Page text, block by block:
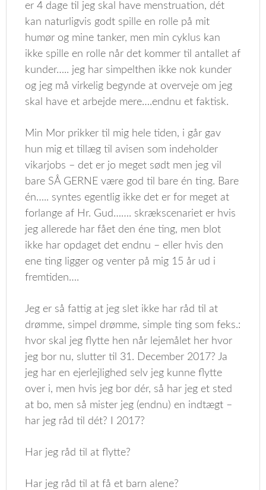
er 4 dage til jeg skal have menstruation, dét
kan naturligvis godt spille en rolle på mit
humør og mine tanker, men min cyklus kan
ikke spille en rolle når det kommer til antallet af
kunder….. jeg har simpelthen ikke nok kunder
og jeg må virkelig begynde at overveje om jeg
skal have et arbejde mere….endnu et faktisk.
Min Mor prikker til mig hele tiden, i går gav
hun mig et tillæg til avisen som indeholder
vikarjobs – det er jo meget sødt men jeg vil
bare SÅ GERNE være god til bare én ting. Bare
én….. syntes egentlig ikke det er for meget at
forlange af Hr. Gud……. skrækscenariet er hvis
jeg allerede har fået den éne ting, men blot
ikke har opdaget det endnu – eller hvis den
ene ting ligger og venter på mig 15 år ud i
fremtiden….
Jeg er så fattig at jeg slet ikke har råd til at
drømme, simpel drømme, simple ting som feks.:
hvor skal jeg flytte hen når lejemålet her hvor
jeg bor nu, slutter til 31. December 2017? Ja
jeg har en ejerlejlighed selv jeg kunne flytte
over i, men hvis jeg bor dér, så har jeg et sted
at bo, men så mister jeg (endnu) en indtægt –
har jeg råd til dét? I 2017?
Har jeg råd til at flytte?
Har jeg råd til at få et barn alene?